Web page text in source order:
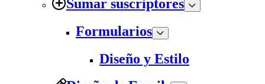
Sumar suscriptores
Formularios
Diseño y Estilo